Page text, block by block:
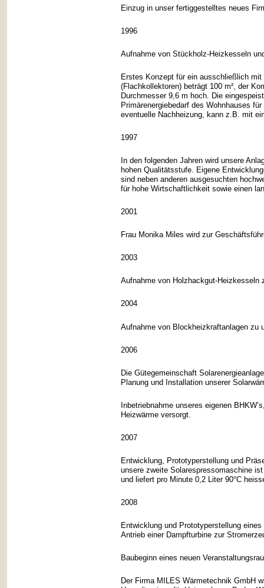
Einzug in unser fertiggestelltes neues
1996
Aufnahme von Stückholz-Heizkesseln
Erstes Konzept für ein ausschließlich
(Flachkollektoren) beträgt 100 m², der
Durchmesser 9,6 m hoch. Die
Primärenergiebedarf des Wohnhauses
eventuelle Nachheizung, kann z.B. mit
1997
In den folgenden Jahren wird unsere
hohen Qualitätsstufe. Eigene
sind neben anderen ausgesuchten
für hohe Wirtschaftlichkeit sowie einen
2001
Frau Monika Miles wird zur
2003
Aufnahme von Holzhackgut-Heizkesseln
2004
Aufnahme von Blockheizkraftanlagen zu
2006
Die Gütegemeinschaft
Planung und Installation unserer
Inbetriebnahme unseres eigenen
Heizwärme versorgt.
2007
Entwicklung, Prototyperstellung und
unsere zweite Solarespressomaschine
und liefert pro Minute 0,2 Liter 90°C
2008
Entwicklung und Prototyperstellung
Antrieb einer Dampfturbine zur
Baubeginn eines neuen
Der Firma MILES Wärmetechnik GmbH